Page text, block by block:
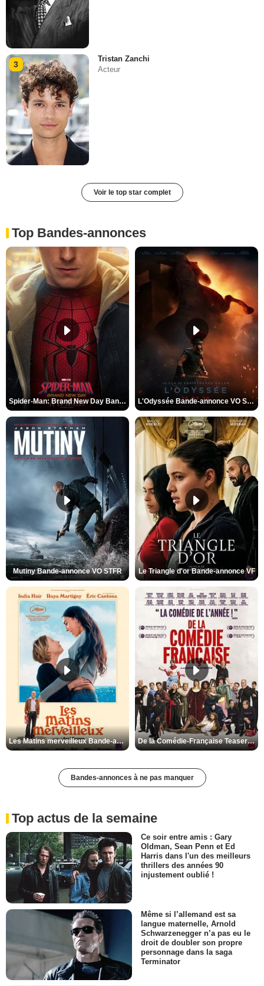
3
Tristan Zanchi
Acteur
Voir le top star complet
Top Bandes-annonces
Spider-Man: Brand New Day Bande-annonce VO STFR L'Odyssée Bande-annonce VO STFR
Mutiny Bande-annonce VO STFR Le Triangle d'or Bande-annonce VF
Les Matins merveilleux Bande-annonce VF De la Comédie-Française Teaser VF
Bandes-annonces à ne pas manquer
Top actus de la semaine
Ce soir entre amis : Gary
Oldman, Sean Penn et Ed
Harris dans l'un des meilleurs
thrillers des années 90
injustement oublié !
Même si l’allemand est sa
langue maternelle, Arnold
Schwarzenegger n’a pas eu le
droit de doubler son propre
personnage dans la saga
Terminator